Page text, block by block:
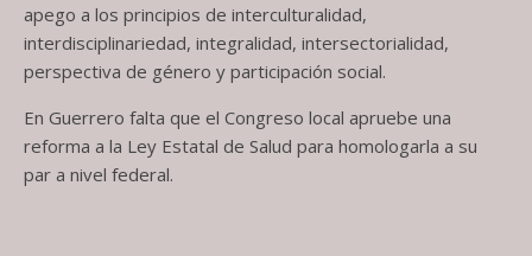
apego a los principios de interculturalidad,
interdisciplinariedad, integralidad, intersectorialidad,
perspectiva de género y participación social.
En Guerrero falta que el Congreso local apruebe una
reforma a la Ley Estatal de Salud para homologarla a su
par a nivel federal.